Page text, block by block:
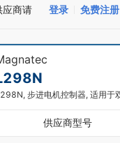
应商请 登录 免费注册
供应商型号